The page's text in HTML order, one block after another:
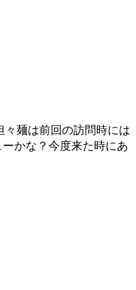
麺は前回の訪問時には
かな？今度来た時にあ